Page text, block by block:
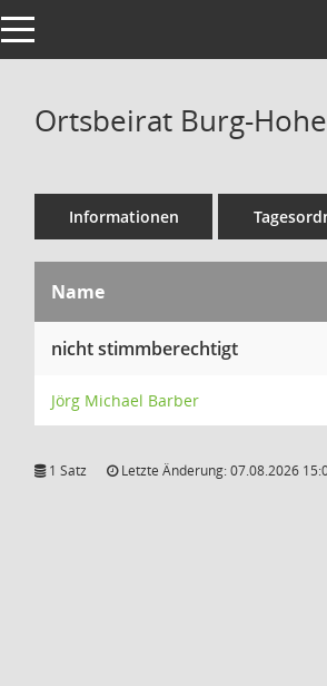
Toggle navigation
Ortsbeirat Burg-
Informationen
Name
nicht stimmberechtigt
Jörg Michael Barber
1 Satz Letzte Änderung: 07.08.2026